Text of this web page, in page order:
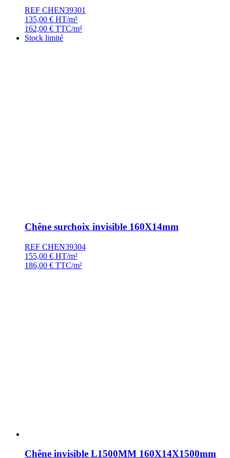
REF CHEN39301
135,00 € HT/m²
162,00 € TTC/m²
Stock limité
Chêne surchoix invisible 160X14mm
REF CHEN39304
155,00 € HT/m²
186,00 € TTC/m²
Chêne invisible L1500MM 160X14X1500mm